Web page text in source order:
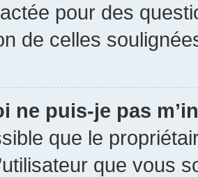
pour des
de celles
ne puis-je pas
que le
que vous